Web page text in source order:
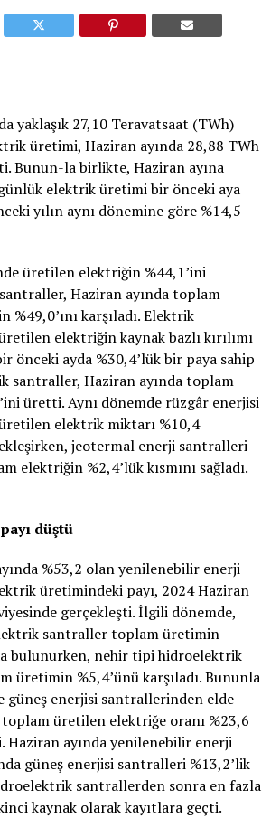
yaklaşık 27,10 Teravatsaat (TWh)
üretimi, Haziran ayında 28,88 TWh
Bunun-la birlikte, Haziran ayına
elektrik üretimi bir önceki aya
yılın aynı dönemine göre %14,5
üretilen elektriğin %44,1’ini
Haziran ayında toplam
karşıladı. Elektrik
elektriğin kaynak bazlı kırılımı
önceki ayda %30,4’lük bir paya sahip
santraller, Haziran ayında toplam
üretti. Aynı dönemde rüzgâr enerjisi
elektrik miktarı %10,4
jeotermal enerji santralleri
elektriğin %2,4’lük kısmını sağladı.
düştü
%53,2 olan yenilenebilir enerji
üretimindeki payı, 2024 Haziran
gerçekleşti. İlgili dönemde,
santraller toplam üretimin
bulunurken, nehir tipi hidroelektrik
üretimin %5,4’ünü karşıladı. Bununla
güneş enerjisi santrallerinden elde
üretilen elektriğe oranı %23,6
Haziran ayında yenilenebilir enerji
güneş enerjisi santralleri %13,2’lik
santrallerden sonra en fazla
kaynak olarak kayıtlara geçti.